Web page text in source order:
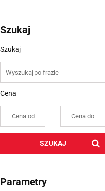
Szukaj
Szukaj
Cena
SZUKAJ
Parametry